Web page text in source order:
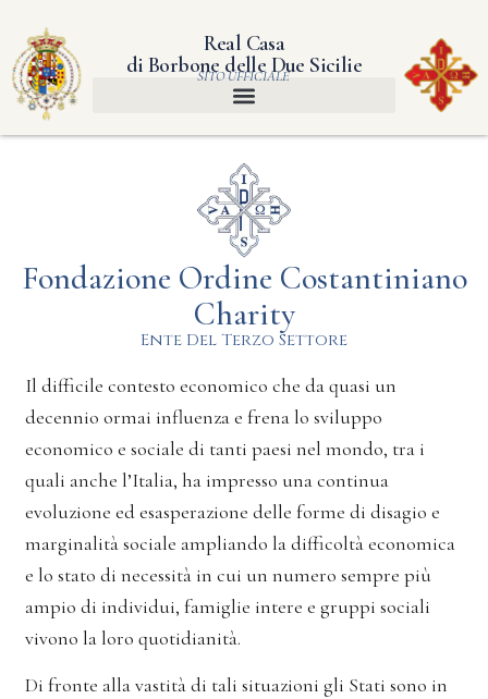
Real Casa
di Borbone delle Due Sicilie
SITO UFFICIALE
Fondazione Ordine Costantiniano
Charity
Ente Del Terzo Settore
Il difficile contesto economico che da quasi un
decennio ormai influenza e frena lo sviluppo
economico e sociale di tanti paesi nel mondo, tra i
quali anche l’Italia, ha impresso una continua
evoluzione ed esasperazione delle forme di disagio e
marginalità sociale ampliando la difficoltà economica
e lo stato di necessità in cui un numero sempre più
ampio di individui, famiglie intere e gruppi sociali
vivono la loro quotidianità.
Di fronte alla vastità di tali situazioni gli Stati sono in